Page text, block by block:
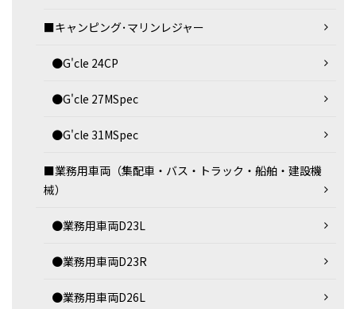
■キャンピング･マリンレジャー
●G'cle 24CP
●G'cle 27MSpec
●G'cle 31MSpec
■業務用車両（集配車・バス・トラック・船舶・建設機
械）
●業務用車両D23L
●業務用車両D23R
●業務用車両D26L